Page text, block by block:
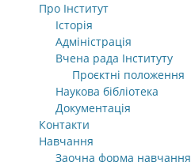
Про Інститут
Історія
Адміністрація
Вчена рада Інституту
Проєктні положення
Наукова бібліотека
Документація
Контакти
Навчання
Заочна форма навчання